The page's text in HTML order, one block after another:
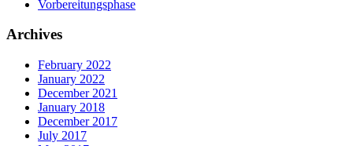
Vorbereitungsphase
Archives
February 2022
January 2022
December 2021
January 2018
December 2017
July 2017